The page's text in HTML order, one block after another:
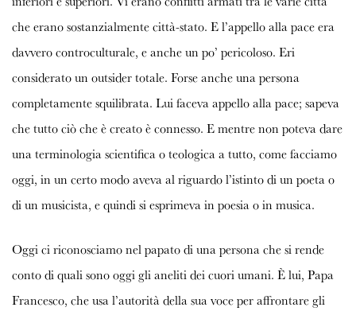
che erano sostanzialmente città-stato. E l’appello alla pace era
davvero controculturale, e anche un po’ pericoloso. Eri
considerato un outsider totale. Forse anche una persona
completamente squilibrata. Lui faceva appello alla pace; sapeva
che tutto ciò che è creato è connesso. E mentre non poteva dare
una terminologia scientifica o teologica a tutto, come facciamo
oggi, in un certo modo aveva al riguardo l’istinto di un poeta o
di un musicista, e quindi si esprimeva in poesia o in musica.
Oggi ci riconosciamo nel papato di una persona che si rende
conto di quali sono oggi gli aneliti dei cuori umani. È lui, Papa
Francesco, che usa l’autorità della sua voce per affrontare gli